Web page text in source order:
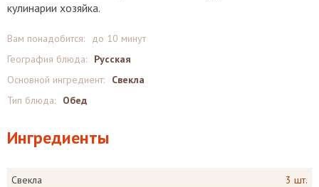
кулинарии хозяйка.
Вам понадобится:
до 10 минут
География блюда:
Русская
Основной ингредиент:
Свекла
Тип блюда:
Обед
Ингредиенты
Свекла
3 шт.